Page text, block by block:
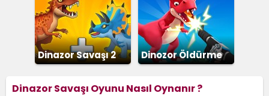
Dinazor Savaşı 2 Dinozor Öldürme
Dinazor Savaşı Oyunu Nasıl Oynanır ?